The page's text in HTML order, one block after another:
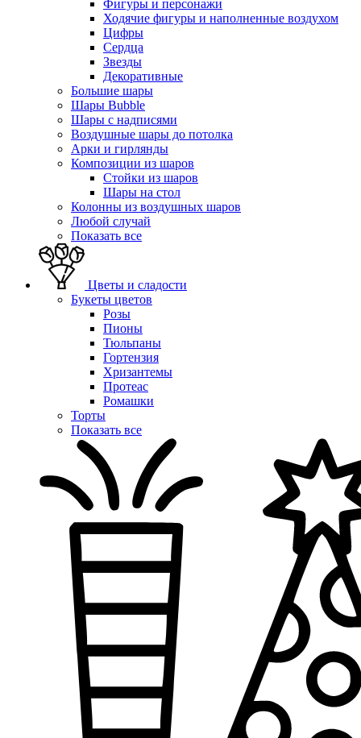
Фигуры и персонажи
Ходячие фигуры и наполненные воздухом
Цифры
Сердца
Звезды
Декоративные
Большие шары
Шары Bubble
Шары с надписями
Воздушные шары до потолка
Арки и гирлянды
Композиции из шаров
Стойки из шаров
Шары на стол
Колонны из воздушных шаров
Любой случай
Показать все
Цветы и сладости
Букеты цветов
Розы
Пионы
Тюльпаны
Гортензия
Хризантемы
Протеас
Ромашки
Торты
Показать все